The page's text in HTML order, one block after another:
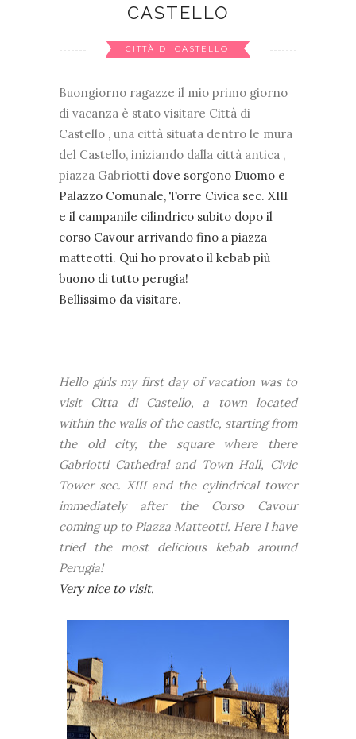
CASTELLO
CITTÀ DI CASTELLO
Buongiorno ragazze il mio primo giorno
di vacanza è stato visitare Città di
Castello , una città situata dentro le mura
del Castello, iniziando dalla città antica ,
piazza Gabriotti dove sorgono Duomo e
Palazzo Comunale, Torre Civica sec. XIII
e il campanile cilindrico subito dopo il
corso Cavour arrivando fino a piazza
matteotti. Qui ho provato il kebab più
buono di tutto perugia!
Bellissimo da visitare.
Hello girls my first day of vacation was to
visit Citta di Castello, a town located
within the walls of the castle, starting from
the old city, the square where there
Gabriotti Cathedral and Town Hall, Civic
Tower sec. XIII and the cylindrical tower
immediately after the Corso Cavour
coming up to Piazza Matteotti. Here I have
tried the most delicious kebab around
Perugia!
Very nice to visit.